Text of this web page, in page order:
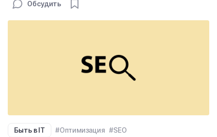
Обсудить
Быть в IT #Оптимизация #SEO